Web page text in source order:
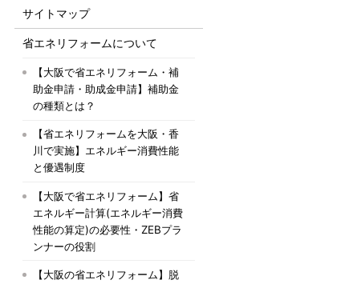
サイトマップ
省エネリフォームについて
【大阪で省エネリフォーム・補
助金申請・助成金申請】補助金
の種類とは？
【省エネリフォームを大阪・香
川で実施】エネルギー消費性能
と優遇制度
【大阪で省エネリフォーム】省
エネルギー計算(エネルギー消費
性能の算定)の必要性・ZEBプラ
ンナーの役割
【大阪の省エネリフォーム】脱